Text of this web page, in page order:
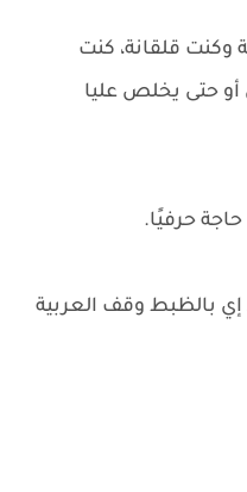
قلقانة، كنت
حتى يخلص عليا
حرفيًا.
بالظبط وقف العربية